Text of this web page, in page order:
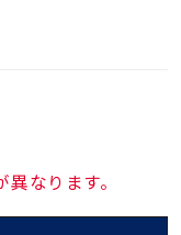
なります。